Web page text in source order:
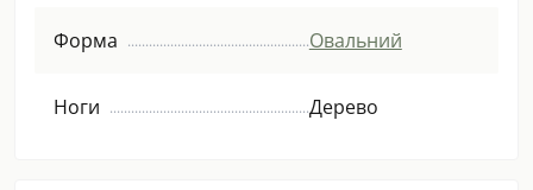
Форма Овальний
Ноги Дерево